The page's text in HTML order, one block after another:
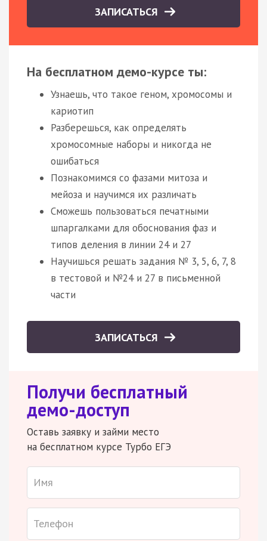
ЗАПИСАТЬСЯ
На бесплатном демо-курсе ты:
Узнаешь, что такое геном, хромосомы и
кариотип
Разберешься, как определять
хромосомные наборы и никогда не
ошибаться
Познакомимся со фазами митоза и
мейоза и научимся их различать
Сможешь пользоваться печатными
шпаргалками для обоснования фаз и
типов деления в линии 24 и 27
Научишься решать задания № 3, 5, 6, 7, 8
в тестовой и №24 и 27 в письменной
части
ЗАПИСАТЬСЯ
Получи бесплатный
демо-доступ
Оставь заявку и займи место
на бесплатном курсе Турбо ЕГЭ